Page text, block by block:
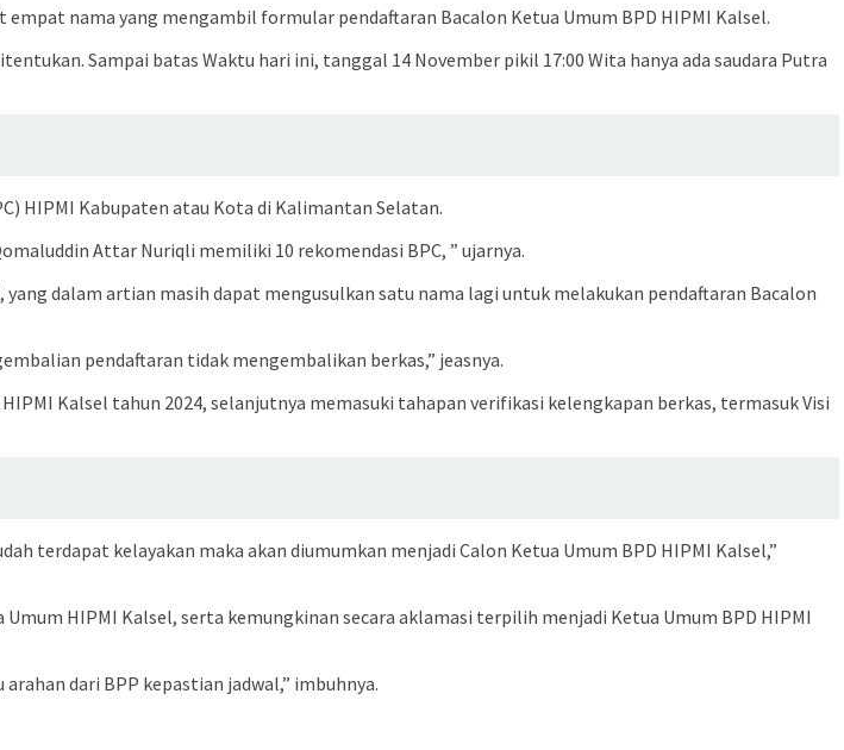
nama yang mengambil formular pendaftaran Bacalon Ketua Umum BPD HIPMI Kalsel.
Sampai batas Waktu hari ini, tanggal 14 November pikil 17:00 Wita hanya ada saudara Putra
HIPMI Kabupaten atau Kota di Kalimantan Selatan.
Attar Nuriqli memiliki 10 rekomendasi BPC, ” ujarnya.
dalam artian masih dapat mengusulkan satu nama lagi untuk melakukan pendaftaran Bacalon
pendaftaran tidak mengembalikan berkas,” jeasnya.
Kalsel tahun 2024, selanjutnya memasuki tahapan verifikasi kelengkapan berkas, termasuk Visi
terdapat kelayakan maka akan diumumkan menjadi Calon Ketua Umum BPD HIPMI Kalsel,”
HIPMI Kalsel, serta kemungkinan secara aklamasi terpilih menjadi Ketua Umum BPD HIPMI
dari BPP kepastian jadwal,” imbuhnya.